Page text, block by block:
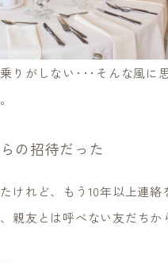
りがしない･･･そんな風に
の招待だった
けれど、もう10年以上連
親友とは呼べない友だち